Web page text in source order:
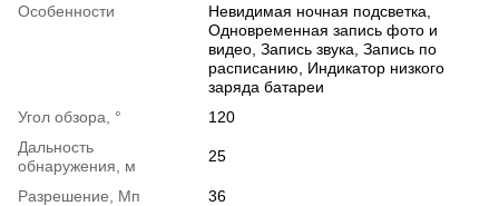
Особенности
Невидимая ночная подсветка,
Одновременная запись фото и
видео, Запись звука, Запись по
расписанию, Индикатор низкого
заряда батареи
Угол обзора, °
120
Дальность
обнаружения, м
25
Разрешение, Мп
36